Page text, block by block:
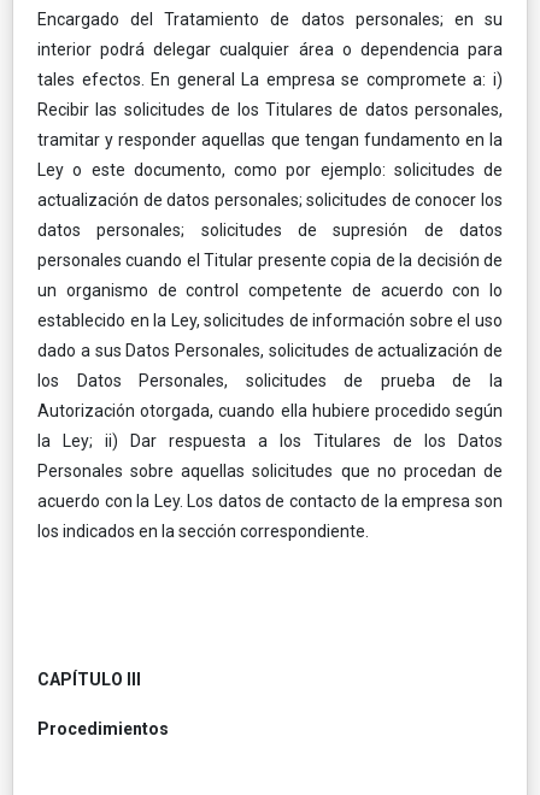
Encargado del Tratamiento de datos personales; en su
interior podrá delegar cualquier área o dependencia para
tales efectos. En general La empresa se compromete a: i)
Recibir las solicitudes de los Titulares de datos personales,
tramitar y responder aquellas que tengan fundamento en la
Ley o este documento, como por ejemplo: solicitudes de
actualización de datos personales; solicitudes de conocer los
datos personales; solicitudes de supresión de datos
personales cuando el Titular presente copia de la decisión de
un organismo de control competente de acuerdo con lo
establecido en la Ley, solicitudes de información sobre el uso
dado a sus Datos Personales, solicitudes de actualización de
los Datos Personales, solicitudes de prueba de la
Autorización otorgada, cuando ella hubiere procedido según
la Ley; ii) Dar respuesta a los Titulares de los Datos
Personales sobre aquellas solicitudes que no procedan de
acuerdo con la Ley. Los datos de contacto de la empresa son
los indicados en la sección correspondiente.
CAPÍTULO III
Procedimientos